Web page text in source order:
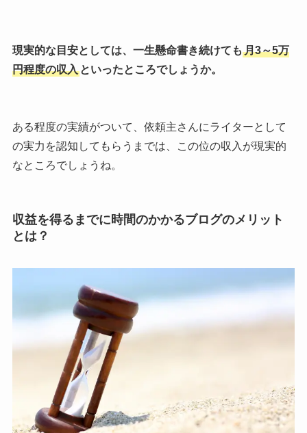
現実的な目安としては、一生懸命書き続けても 月3～5万
円程度の収入といったところでしょうか。
ある程度の実績がついて、依頼主さんにライターとして
の実力を認知してもらうまでは、この位の収入が現実的
なところでしょうね。
収益を得るまでに時間のかかるブログのメリット
とは？